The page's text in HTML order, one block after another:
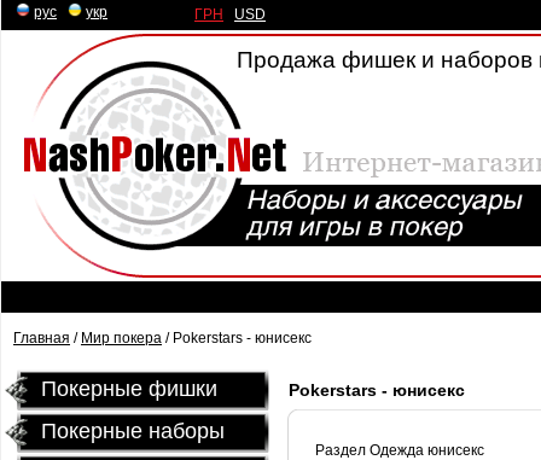
рус укр ГРН USD
Продажа фишек и наборов
Главная / Мир покера / Pokerstars - юнисекс
Покерные фишки
Покерные наборы
Pokerstars - юнисекс
Раздел Одежда юнисекс